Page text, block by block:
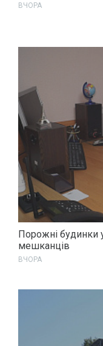
ВЧОРА
Порожні будинки
мешканців
ВЧОРА